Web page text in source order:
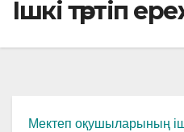
Ішкі тәртіп
Мектеп оқушыларының